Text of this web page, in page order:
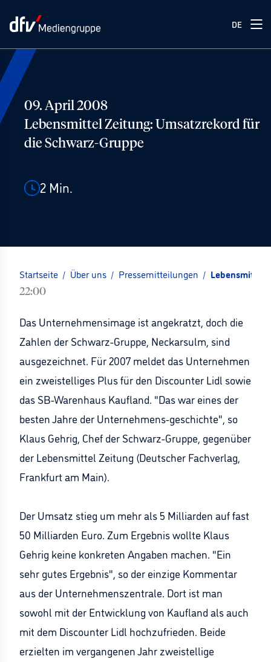
DE
09. April 2008
Lebensmittel Zeitung: Umsatzrekord für
die Schwarz-Gruppe
2 Min.
Startseite / Über uns / Pressemitteilungen / Lebensmittel
22:00
Das Unternehmensimage ist angekratzt, doch die
Zahlen der Schwarz-Gruppe, Neckarsulm, sind
ausgezeichnet. Für 2007 meldet das Unternehmen
ein zweistelliges Plus für den Discounter Lidl sowie
das SB-Warenhaus Kaufland. "Das war eines der
besten Jahre der Unternehmens-geschichte", so
Klaus Gehrig, Chef der Schwarz-Gruppe, gegenüber
der Lebensmittel Zeitung (Deutscher Fachverlag,
Frankfurt am Main).
Der Umsatz stieg um mehr als 5 Milliarden auf fast
50 Milliarden Euro. Zum Ergebnis wollte Klaus
Gehrig keine konkreten Angaben machen. "Ein
sehr gutes Ergebnis", so der einzige Kommentar
aus der Unternehmenszentrale. Dort ist man
sowohl mit der Entwicklung von Kaufland als auch
mit dem Discounter Lidl hochzufrieden. Beide
erzielten im vergangenen Jahr zweistellige